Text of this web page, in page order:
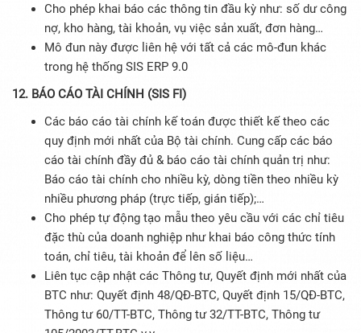
Cho phép khai báo các thông tin đầu kỳ như: số dư công
nợ, kho hàng, tài khoản, vụ việc sản xuất, đơn hàng…
Mô đun này được liên hệ với tất cả các mô-đun khác
trong hệ thống SIS ERP 9.0
12. BÁO CÁO TÀI CHÍNH (SIS FI)
Các báo cáo tài chính kế toán được thiết kế theo các
quy định mới nhất của Bộ tài chính. Cung cấp các báo
cáo tài chính đầy đủ & báo cáo tài chính quản trị như:
Báo cáo tài chính cho nhiều kỳ, dòng tiền theo nhiều kỳ
nhiều phương pháp (trực tiếp, gián tiếp);…
Cho phép tự động tạo mẫu theo yêu cầu với các chỉ tiêu
đặc thù của doanh nghiệp như khai báo công thức tính
toán, chỉ tiêu, tài khoản để lên số liệu…
Liên tục cập nhật các Thông tư, Quyết định mới nhất của
BTC như: Quyết định 48/QĐ-BTC, Quyết định 15/QĐ-BTC,
Thông tư 60/TT-BTC, Thông tư 32/TT-BTC, Thông tư